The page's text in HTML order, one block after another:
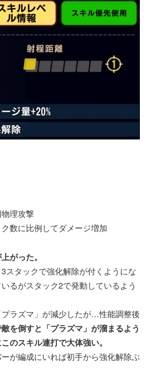
理攻撃
数に比例してダメージ増加
がった。
3スタックで強化解除が付くようにな
るがスタック2で発動しているよう
ラズマ」が減少したが…性能調整後
を倒すと「プラズマ」が溜まるよう
のスキル連打で大体強い。
が編成にいれば初手から強化解除ぶ